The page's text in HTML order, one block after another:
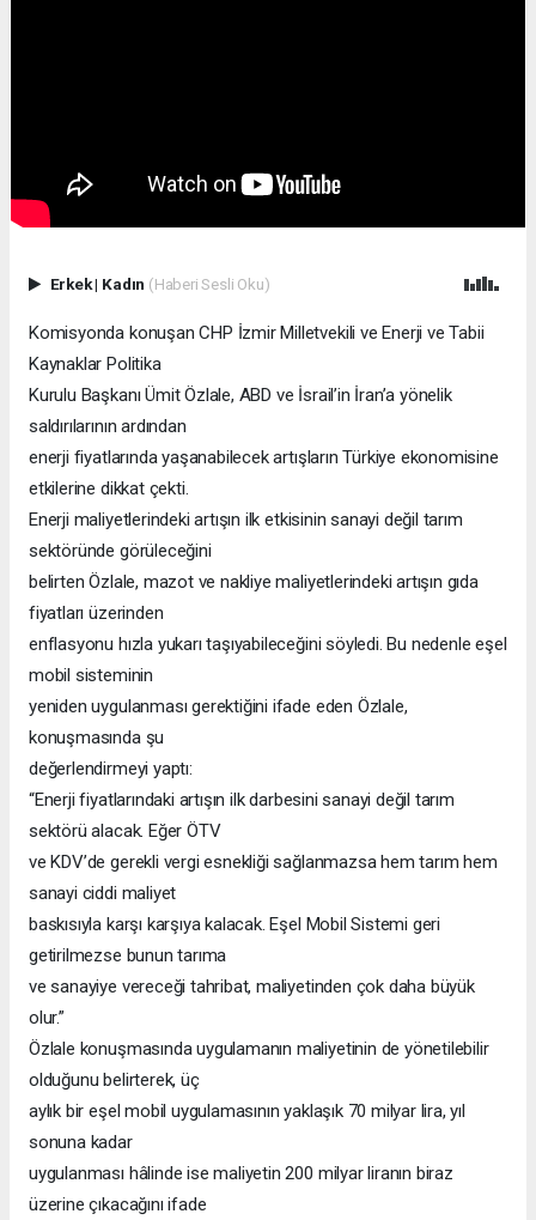
Erkek| Kadın (Haberi Sesli Oku)
Komisyonda konuşan CHP İzmir Milletvekili ve Enerji ve Tabii
Kaynaklar Politika
Kurulu Başkanı Ümit Özlale, ABD ve İsrail’in İran’a yönelik
saldırılarının ardından
enerji fiyatlarında yaşanabilecek artışların Türkiye ekonomisine
etkilerine dikkat çekti.
Enerji maliyetlerindeki artışın ilk etkisinin sanayi değil tarım
sektöründe görüleceğini
belirten Özlale, mazot ve nakliye maliyetlerindeki artışın gıda
fiyatları üzerinden
enflasyonu hızla yukarı taşıyabileceğini söyledi. Bu nedenle eşel
mobil sisteminin
yeniden uygulanması gerektiğini ifade eden Özlale,
konuşmasında şu
değerlendirmeyi yaptı:
“Enerji fiyatlarındaki artışın ilk darbesini sanayi değil tarım
sektörü alacak. Eğer ÖTV
ve KDV’de gerekli vergi esnekliği sağlanmazsa hem tarım hem
sanayi ciddi maliyet
baskısıyla karşı karşıya kalacak. Eşel Mobil Sistemi geri
getirilmezse bunun tarıma
ve sanayiye vereceği tahribat, maliyetinden çok daha büyük
olur.”
Özlale konuşmasında uygulamanın maliyetinin de yönetilebilir
olduğunu belirterek, üç
aylık bir eşel mobil uygulamasının yaklaşık 70 milyar lira, yıl
sonuna kadar
uygulanması hâlinde ise maliyetin 200 milyar liranın biraz
üzerine çıkacağını ifade